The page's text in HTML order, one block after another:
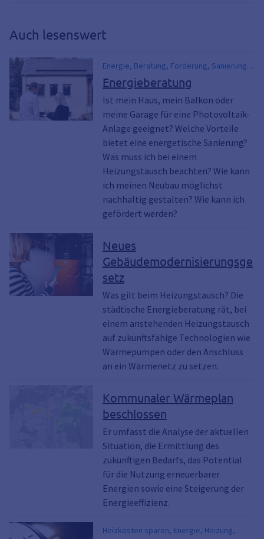
Auch lesenswert
Energie, Beratung, Förderung, Sanierung,
Nachhaltig, Bauen
Energieberatung
Ist mein Haus, mein Balkon oder
meine Garage für eine Photovoltaik-
Anlage geeignet? Welche Vorteile
bietet eine energetische Sanierung?
Was muss ich bei einem
Heizungstausch beachten? Wie kann
ich meinen Neubau möglichst
nachhaltig gestalten? Wie kann ich
gefördert werden?
Neues
Gebäudemodernisierungsge
setz
Was gilt beim Heizungstausch? Die
städtische Energieberatung rät, bei
einem anstehenden Heizungstausch
auf zukunftsfähige Technologien wie
Wärmepumpen oder den Anschluss
an ein Wärmenetz zu setzen.
Kommunaler Wärmeplan
beschlossen
Er umfasst die Analyse der aktuellen
Situation, die Ermittlung des
zukünftigen Bedarfs, das Potential
für die Nutzung erneuerbarer
Energien sowie eine Steigerung der
Energieeffizienz.
Heizkosten sparen, Energie, Heizung,